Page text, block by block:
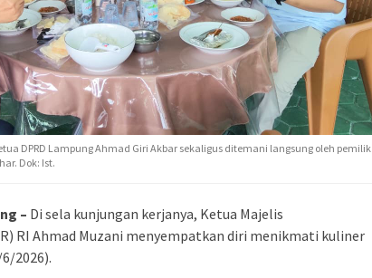
DPRD Lampung Ahmad Giri Akbar sekaligus ditemani langsung oleh pemilik
Dok: Ist.
– Di sela kunjungan kerjanya, Ketua Majelis
RI Ahmad Muzani menyempatkan diri menikmati kuliner
2026).